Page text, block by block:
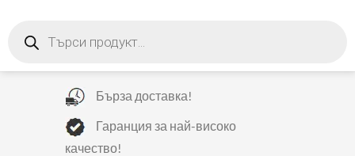
search
Бърза доставка!
Гаранция за най-високо
качество!